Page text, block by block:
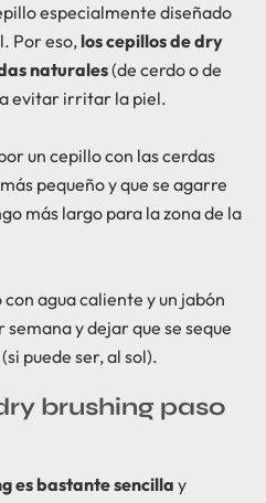
especialmente diseñado
Por eso,los cepillos de dry
naturales(de cerdo o de
evitar irritar la piel.
un cepillo con las cerdas
pequeño y que se agarre
más largo para la zona de la
agua caliente y un jabón
semana y dejar que se seque
puede ser, al sol).
brushing paso
es bastante sencilla y